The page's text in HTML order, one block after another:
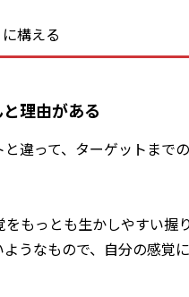
構える
理由がある
違って、ターゲットまで
もっとも生かしやすい握
うなもので、自分の感覚